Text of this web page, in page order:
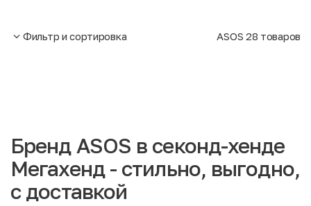
Фильтр и сортировка ASOS 28 товаров
Бренд ASOS в секонд-хенде
Мегахенд - стильно, выгодно,
с доставкой